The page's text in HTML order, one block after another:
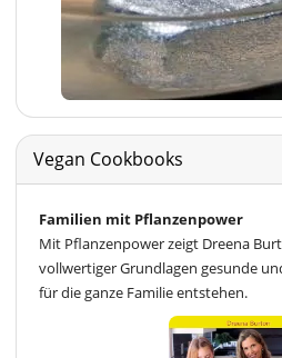
Vegan Cookbooks
Familien mit Pflanzenpower
Mit Pflanzenpower zeigt Dreena
vollwertiger Grundlagen gesunde
für die ganze Familie entstehen.